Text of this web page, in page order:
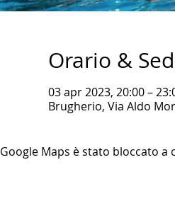
Orario &
03 apr 2023, 20:00 –
Brugherio, Via Aldo
Google Maps è stato bloccato